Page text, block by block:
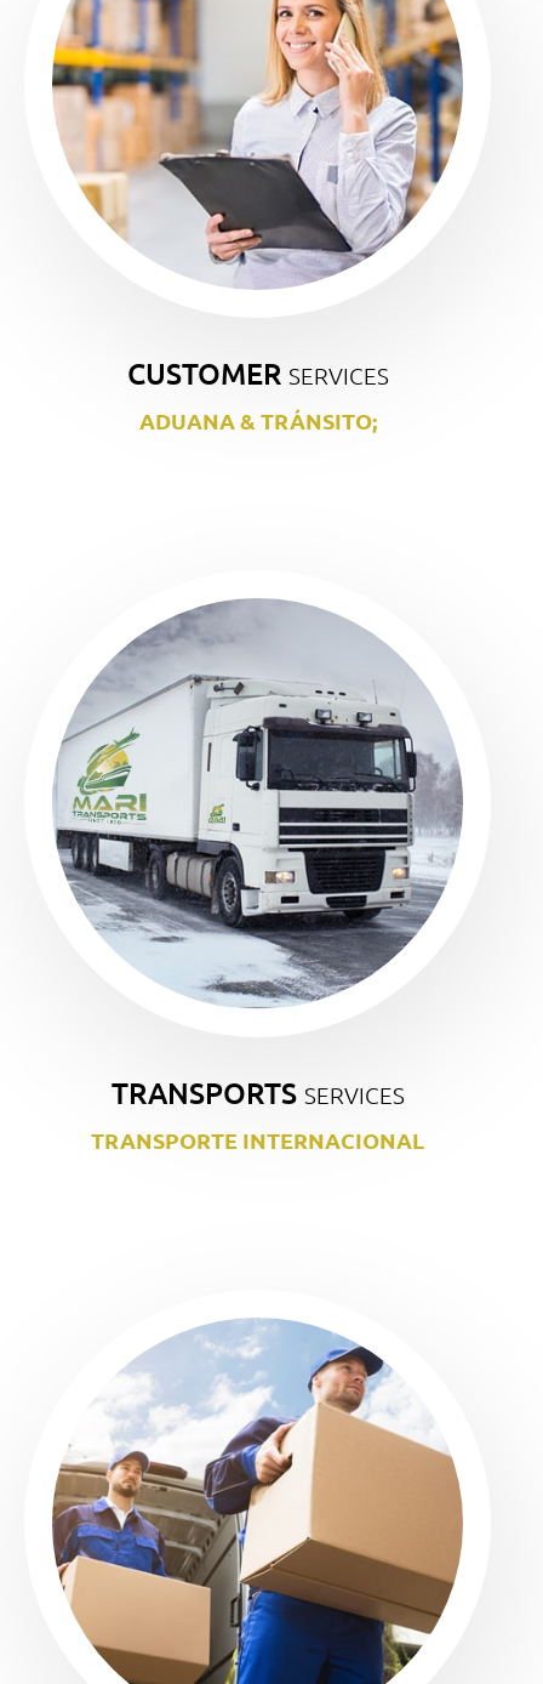
CUSTOMER SERVICES
ADUANA & TRÁNSITO;
TRANSPORTS SERVICES
TRANSPORTE INTERNACIONAL